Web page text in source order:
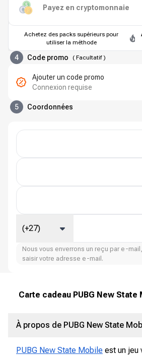
Payez en cryptomonnaie
Achetez des packs supérieurs pour
utiliser la méthode
4 Code promo ( Facultatif)
Ajouter un code promo
Connexion requise
5 Coordonnées
(+27)
Nous vous enverrons un reçu par e-
saisir votre adresse e-mail.
Carte cadeau PUBG New State
À propos de PUBG New State
PUBG New State Mobile est un jeu